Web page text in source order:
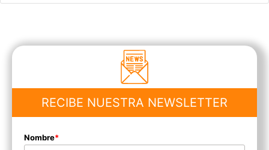
RECIBE NUESTRA NEWSLETTER
Nombre*